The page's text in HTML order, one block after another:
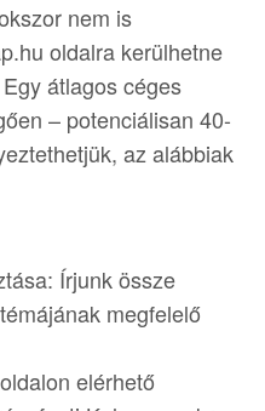
nem is
oldalra kerülhetne
átlagos céges
– potenciálisan 40-
az alábbiak
Írjunk össze
megfelelő
oldalon elérhető